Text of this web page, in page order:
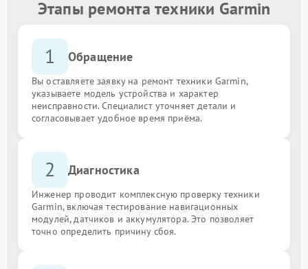
Этапы ремонта техники Garmin
1 Обращение
Вы оставляете заявку на ремонт техники Garmin,
указываете модель устройства и характер
неисправности. Специалист уточняет детали и
согласовывает удобное время приёма.
2 Диагностика
Инженер проводит комплексную проверку техники
Garmin, включая тестирование навигационных
модулей, датчиков и аккумулятора. Это позволяет
точно определить причину сбоя.